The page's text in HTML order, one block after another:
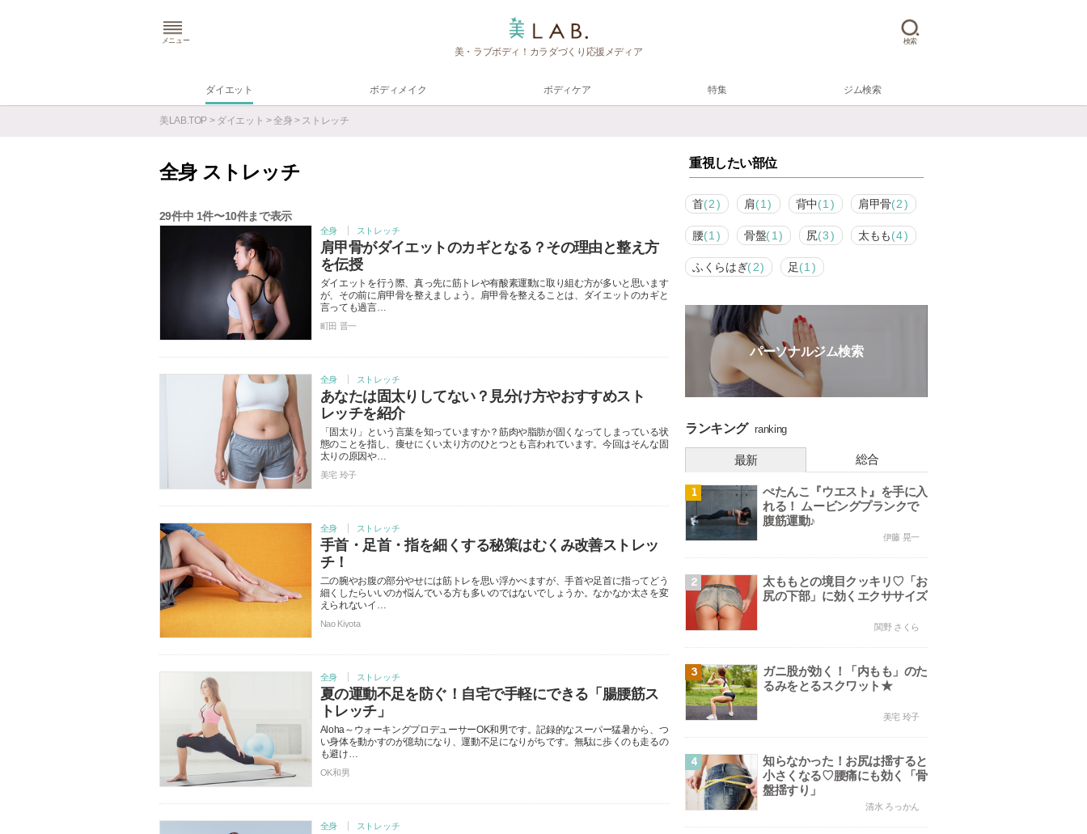
メニュー
美・ラブボディ！カラダづくり応援メディア
検索
ダイエット ボディメイク ボディケア 特集 ジム検索
美LAB.TOP > ダイエット >全身 > ストレッチ
全身 ストレッチ
29件中 1件〜10件まで表示
全身 ストレッチ
肩甲骨がダイエットのカギとなる？その理由と整え方
を伝授
ダイエットを行う際、真っ先に筋トレや有酸素運動に取り組む方が多いと思います
が、その前に肩甲骨を整えましょう。肩甲骨を整えることは、ダイエットのカギと
言っても過言…
町田 晋一
全身 ストレッチ
あなたは固太りしてない？見分け方やおすすめスト
レッチを紹介
「固太り」という言葉を知っていますか？筋肉や脂肪が固くなってしまっている状
態のことを指し、痩せにくい太り方のひとつとも言われています。今回はそんな固
太りの原因や…
美宅 玲子
全身 ストレッチ
手首・足首・指を細くする秘策はむくみ改善ストレッ
チ！
二の腕やお腹の部分やせには筋トレを思い浮かべますが、手首や足首に指ってどう
細くしたらいいのか悩んでいる方も多いのではないでしょうか。なかなか太さを変
えられないイ…
Nao Kiyota
全身 ストレッチ
夏の運動不足を防ぐ！自宅で手軽にできる「腸腰筋ス
トレッチ」
Aloha～ウォーキングプロデューサーOK和男です。記録的なスーパー猛暑から、つ
い身体を動かすのが億劫になり、運動不足になりがちです。無駄に歩くのも走るの
も避け…
OK和男
全身 ストレッチ
重視したい部位
首(2) 肩(1) 背中(1) 肩甲骨(2)
腰(1) 骨盤(1) 尻(3) 太もも(4)
ふくらはぎ(2) 足(1)
パーソナルジム検索
ランキング ranking
最新 総合
1
ぺたんこ『ウエスト』を手に入
れる！ ムービングプランクで
腹筋運動♪
伊藤 晃一
2
太ももとの境目クッキリ♡「お
尻の下部」に効くエクササイズ
関野 さくら
3
ガニ股が効く！「内もも」のた
るみをとるスクワット★
美宅 玲子
4
知らなかった！お尻は揺すると
小さくなる♡腰痛にも効く「骨
盤揺すり」
清水 ろっかん